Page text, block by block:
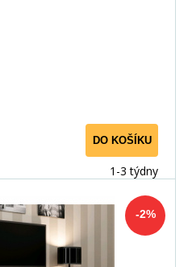
DO KOŠÍKU
1-3 týdny
-2%